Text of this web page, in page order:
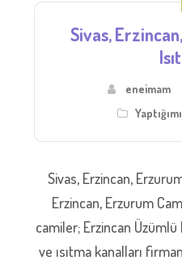
Sivas,
eneimam
Sivas, Erzincan,
Erzincan, Erzurum
camiler; Erzincan
ve ısıtma kanalları